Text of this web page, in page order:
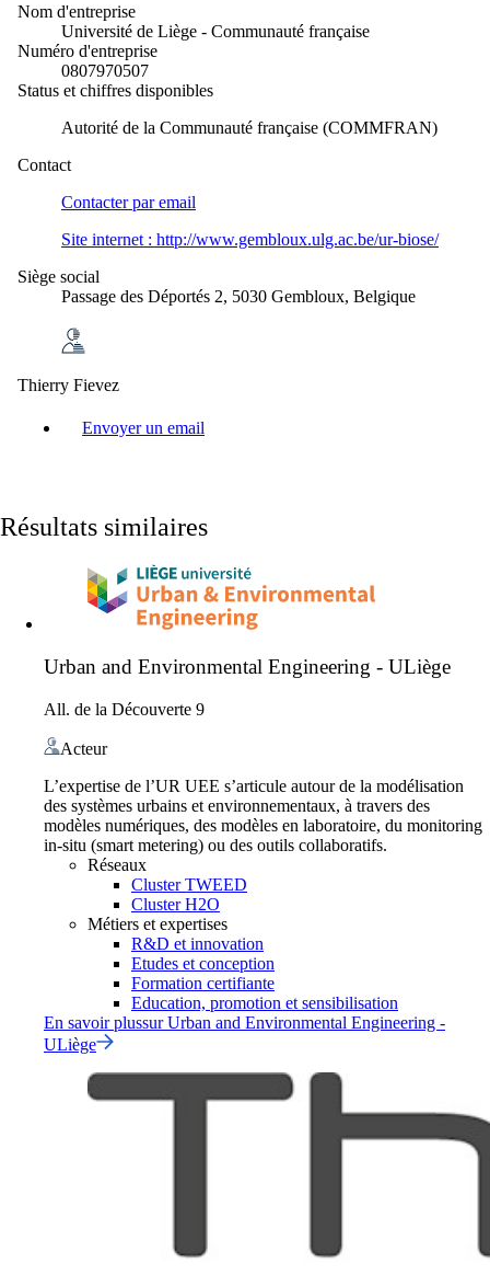
Nom d'entreprise
Université de Liège - Communauté française
Numéro d'entreprise
0807970507
Status et chiffres disponibles
Autorité de la Communauté française (COMMFRAN)
Contact
Contacter par email
Site internet : http://www.gembloux.ulg.ac.be/ur-biose/
Siège social
Passage des Déportés 2, 5030 Gembloux, Belgique
Thierry Fievez
Envoyer un email
Résultats similaires
Urban and Environmental Engineering - ULiège
All. de la Découverte 9
Acteur
L’expertise de l’UR UEE s’articule autour de la modélisation
des systèmes urbains et environnementaux, à travers des
modèles numériques, des modèles en laboratoire, du monitoring
in-situ (smart metering) ou des outils collaboratifs.
Réseaux
Cluster TWEED
Cluster H2O
Métiers et expertises
R&D et innovation
Etudes et conception
Formation certifiante
Education, promotion et sensibilisation
En savoir plussurUrban and Environmental Engineering -
ULiège